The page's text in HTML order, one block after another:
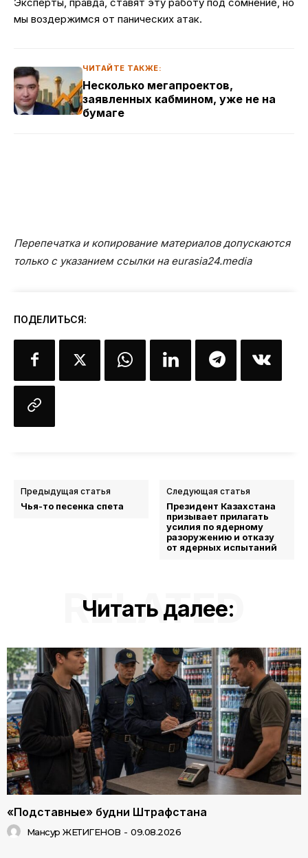
мы воздержимся от панических атак.
ЧИТАЙТЕ ТАКЖЕ:
Несколько мегапроектов,
заявленных кабмином, уже не на
бумаге
Перепечатка и копирование материалов допускаются
только с указанием ссылки на eurasia24.media
ПОДЕЛИТЬСЯ:
Предыдущая статья
Чья-то песенка спета
Следующая статья
Президент Казахстана
призывает прилагать
усилия по ядерному
разоружению и отказу
от ядерных испытаний
Читать далее:
RELATED
«Подставные» будни Штрафстана
Мансур ЖЕТИГЕНОВ - 09.08.2026